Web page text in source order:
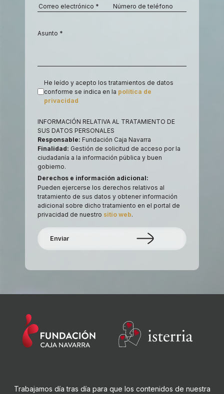
He leído y acepto los tratamientos de datos
conforme se indica en la política de
privacidad
INFORMACIÓN RELATIVA AL TRATAMIENTO DE
SUS DATOS PERSONALES
Responsable: Fundación Caja Navarra
Finalidad: Gestión de solicitud de acceso por la
ciudadanía a la información pública y buen
gobierno.
Derechos e información adicional:
Pueden ejercerse los derechos relativos al
tratamiento de sus datos y obtener información
adicional sobre dicho tratamiento en el portal de
privacidad de nuestro sitio web.
Enviar
Trabajamos día tras día para que los contenidos de nuestra